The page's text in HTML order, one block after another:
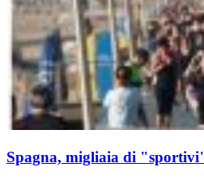
Spagna, migliaia di